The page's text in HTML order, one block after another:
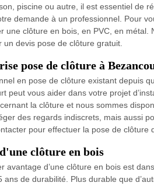
piscine ou autre, il est essentiel de
demande à un professionnel. Pour
une clôture en bois, en PVC, en
un devis pose de clôture gratuit.
pose de clôture à
en pose de clôture existant depuis
peut vous aider dans votre projet
la clôture et nous sommes
des regards indiscrets, mais aussi
pour effectuer la pose de clôture
clôture en bois
avantage d’une clôture en bois est
ans de durabilité. Plus durable que